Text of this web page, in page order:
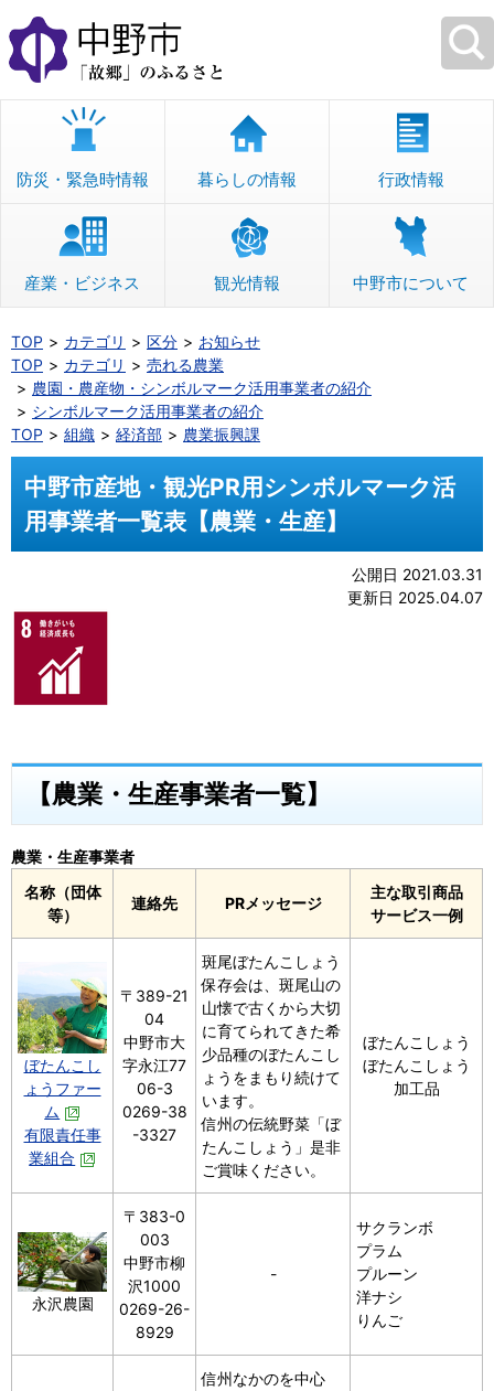
本
文
へ
移
防災・緊急時情報 暮らしの情報 行政情報
産業・ビジネス 観光情報 中野市について
TOP カテゴリ 区分
お知らせ
TOP
カテゴリ
売れる農業
農園・農産物・シンボルマーク活用事業者の紹介
シンボルマーク活用事業者の紹介
TOP
組織 経済部 農業振興課
中野市産地・観光PR用シンボルマーク活
用事業者一覧表【農業・生産】
公開日 2021.03.31
更新日 2025.04.07
【農業・生産事業者一覧】
名称（団体
等）
連絡先 PRメッセージ
主な取引商品
サービス一例
農業・生産事業者
ぼたんこし
ょうファー
ム
有限責任事
業組合
〒389-21
04
中野市大
字永江77
06-3
0269-38
-3327
斑尾ぼたんこしょう
保存会は、斑尾山の
山懐で古くから大切
に育てられてきた希
少品種のぼたんこし
ょうをまもり続けて
います。
信州の伝統野菜「ぼ
たんこしょう」是非
ご賞味ください。
ぼたんこしょう
ぼたんこしょう
加工品
永沢農園
〒383-0
003
中野市柳
沢1000
0269-26-
8929
-
サクランボ
プラム
プルーン
洋ナシ
りんご
信州なかのを中心